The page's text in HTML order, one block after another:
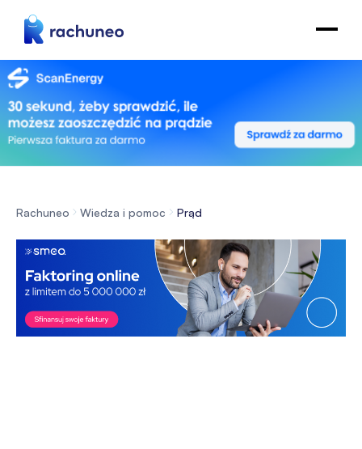
Rachuneo Wiedza i pomoc Prąd